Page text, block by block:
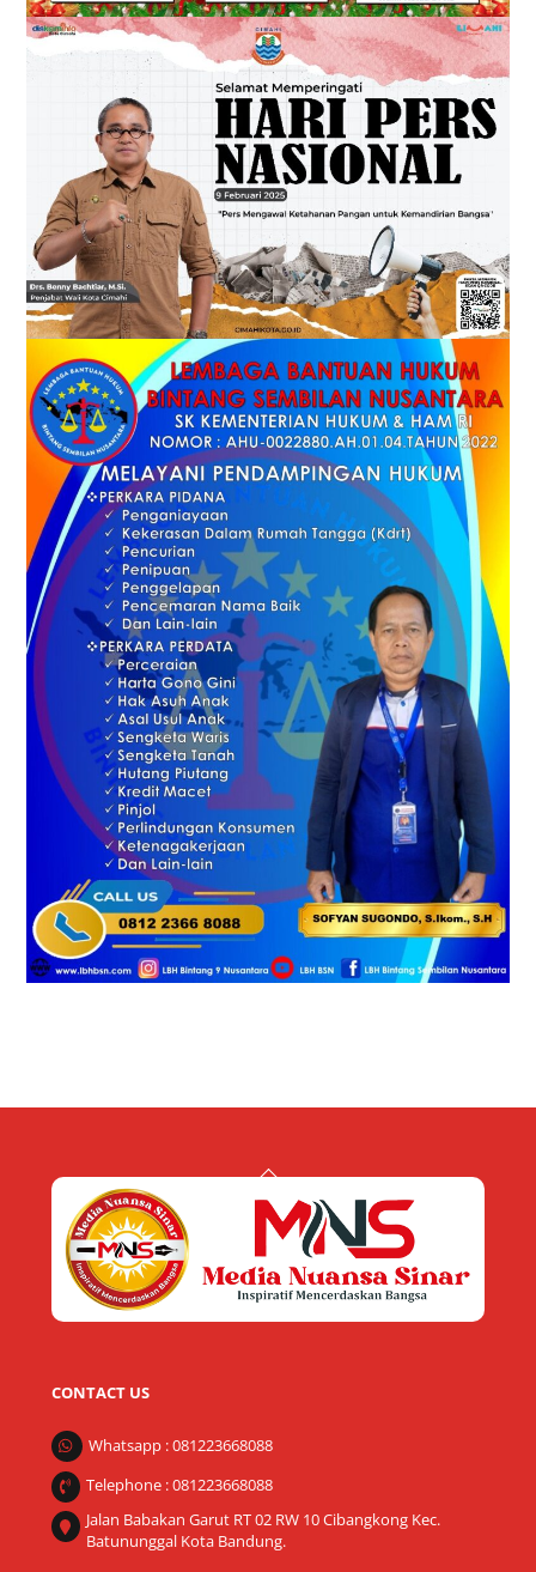
Back
Top
CONTACT US
Whatsapp : 081223668088
Telephone : 081223668088
Jalan Babakan Garut RT 02 RW 10 Cibangkong Kec.
Batununggal Kota Bandung.